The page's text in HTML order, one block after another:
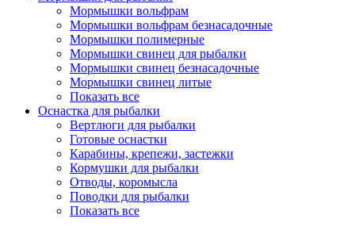
Мормышки вольфрам
Мормышки вольфрам безнасадочные
Мормышки полимерные
Мормышки свинец для рыбалки
Мормышки свинец безнасадочные
Мормышки свинец литые
Показать все
Оснастка для рыбалки
Вертлюги для рыбалки
Готовые оснастки
Карабины, крепежи, застежки
Кормушки для рыбалки
Отводы, коромысла
Поводки для рыбалки
Показать все